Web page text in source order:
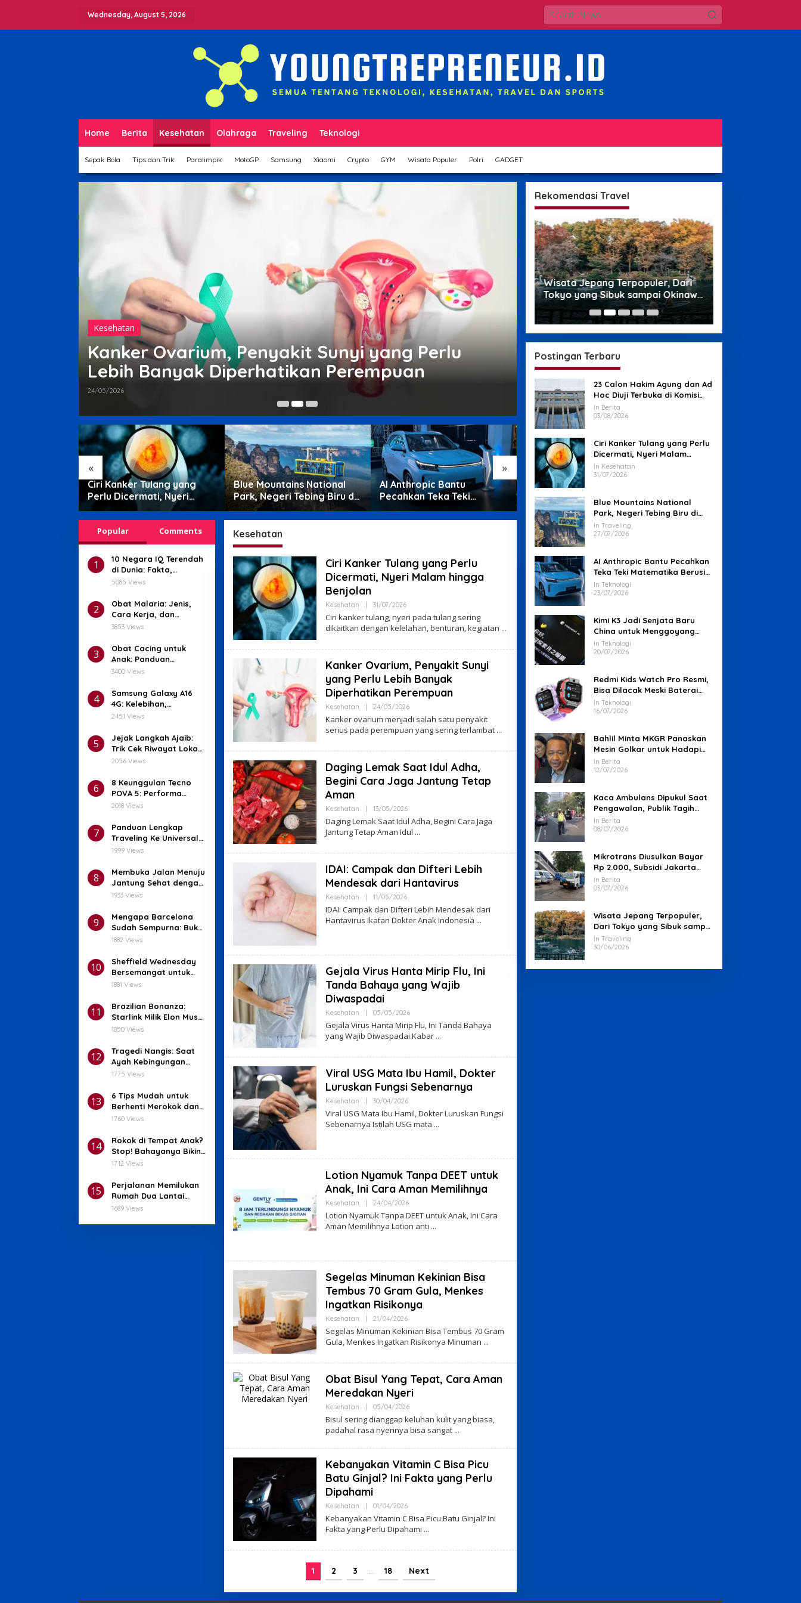
Wednesday, August 5, 2026
Home Berita Kesehatan Olahraga Traveling Teknologi
Sepak Bola Tips dan Trik Paralimpik MotoGP Samsung Xiaomi Crypto GYM Wisata Populer Polri GADGET
Kesehatan
Kanker Ovarium, Penyakit Sunyi yang Perlu
Lebih Banyak Diperhatikan Perempuan
24/05/2026
Kesehatan
Daging Lemak Saat Idul Adha,
Jantung Tetap Aman
13/05/2026
« »
Ciri Kanker Tulang yang
Perlu Dicermati, Nyeri
Malam hingga Benjolan
Blue Mountains National
Park, Negeri Tebing Biru di
Barat Sydney
AI Anthropic Bantu
Pecahkan Teka Teki
Tahun
Kimi K3 Jadi Senjata Baru
China untuk Menggoyang
Keunggulan AI Amerika
Komisi Yudisial
Popular Comments
1
10 Negara IQ Terendah
di Dunia: Fakta,
Penyebab, dan
Depan
5085 Views
2
Obat Malaria: Jenis,
Cara Kerja, dan
Efektivitasnya
3853 Views
3
Obat Cacing untuk
Anak: Panduan
Lengkap yang Aman
3400 Views
4
Samsung Galaxy A16
4G: Kelebihan,
Kekurangan, dan
2451 Views
5
Jejak Langkah Ajaib:
Trik Cek Riwayat Lokasi
di iPhone!
2056 Views
6
8 Keunggulan Tecno
POVA 5: Performa
Unggul dan Baterai
2018 Views
7
Panduan Lengkap
Traveling Ke Universal
Studios Japan (Osaka):
Penting!
1999 Views
8
Membuka Jalan Menuju
Jantung Sehat dengan
Bedah Minimal Invasif!
1933 Views
9
Mengapa Barcelona
Sudah Sempurna: Bukti
Nyata!
1882 Views
10
Sheffield Wednesday
Bersemangat untuk
Mendatangkan Thom
1881 Views
11
Brazilian Bonanza:
Starlink Milik Elon Musk
Ancam Sanksi Setelah
1850 Views
12
Tragedi Nangis: Saat
Ayah Kebingungan
dengan Anak yang
1775 Views
13
6 Tips Mudah untuk
Berhenti Merokok dan
Mulai Hidup Sehat!
1760 Views
14
Rokok di Tempat Anak?
Stop! Bahayanya Bikin
Hati Menyesal!
1712 Views
15
Perjalanan Memilukan
Rumah Dua Lantai
yang Terbakar Hangus
1689 Views
Kesehatan
Ciri Kanker Tulang yang Perlu
Dicermati, Nyeri Malam hingga
Benjolan
Kesehatan 31/07/2026By
Ciri kanker tulang, nyeri pada tulang sering
dikaitkan dengan kelelahan, benturan, kegiatan
Kanker Ovarium, Penyakit Sunyi
yang Perlu Lebih Banyak
Diperhatikan Perempuan
Kesehatan 24/05/2026By
Kanker ovarium menjadi salah satu penyakit
serius pada perempuan yang sering terlambat
Daging Lemak Saat Idul Adha,
Begini Cara Jaga Jantung Tetap
Aman
Kesehatan 13/05/2026By
Daging Lemak Saat Idul Adha, Begini Cara Jaga
Jantung Tetap Aman Idul
IDAI: Campak dan Difteri Lebih
Mendesak dari Hantavirus
Kesehatan 11/05/2026By
IDAI: Campak dan Difteri Lebih Mendesak dari
Hantavirus Ikatan Dokter Anak Indonesia
Gejala Virus Hanta Mirip Flu, Ini
Tanda Bahaya yang Wajib
Diwaspadai
Kesehatan 05/05/2026By
Gejala Virus Hanta Mirip Flu, Ini Tanda Bahaya
yang Wajib Diwaspadai Kabar
Viral USG Mata Ibu Hamil, Dokter
Luruskan Fungsi Sebenarnya
Kesehatan 30/04/2026By
Viral USG Mata Ibu Hamil, Dokter Luruskan Fungsi
Sebenarnya Istilah USG mata
Lotion Nyamuk Tanpa DEET untuk
Anak, Ini Cara Aman Memilihnya
Kesehatan 24/04/2026By
Lotion Nyamuk Tanpa DEET untuk Anak, Ini Cara
Aman Memilihnya Lotion anti
Segelas Minuman Kekinian Bisa
Tembus 70 Gram Gula, Menkes
Ingatkan Risikonya
Kesehatan 21/04/2026By
Segelas Minuman Kekinian Bisa Tembus 70 Gram
Gula, Menkes Ingatkan Risikonya Minuman
Obat Bisul Yang Tepat, Cara Aman
Meredakan Nyeri
Kesehatan 05/04/2026By
Bisul sering dianggap keluhan kulit yang biasa,
padahal rasa nyerinya bisa sangat
Kebanyakan Vitamin C Bisa Picu
Batu Ginjal? Ini Fakta yang Perlu
Dipahami
Kesehatan 01/04/2026By
Kebanyakan Vitamin C Bisa Picu Batu Ginjal? Ini
Fakta yang Perlu Dipahami
1 2 3 … 18 Next
Rekomendasi Travel
Blue Mountains National Park,
Negeri Tebing Biru di Barat
Sydney
Wisata Jepang Terpopuler, Dari
Tokyo yang Sibuk sampai Okinawa
yang Santai
Postingan Terbaru
23 Calon Hakim Agung dan Ad
Hoc Diuji Terbuka di Komisi
Yudisial
In Berita
03/08/2026
Ciri Kanker Tulang yang Perlu
Dicermati, Nyeri Malam
hingga Benjolan
In Kesehatan
31/07/2026
Blue Mountains National
Park, Negeri Tebing Biru di
Barat Sydney
In Traveling
27/07/2026
AI Anthropic Bantu Pecahkan
Teka Teki Matematika Berusia
87 Tahun
In Teknologi
23/07/2026
Kimi K3 Jadi Senjata Baru
China untuk Menggoyang
Keunggulan AI Amerika
In Teknologi
20/07/2026
Redmi Kids Watch Pro Resmi,
Bisa Dilacak Meski Baterai
Sudah Habis
In Teknologi
16/07/2026
Bahlil Minta MKGR Panaskan
Mesin Golkar untuk Hadapi
Pemilu 2029
In Berita
12/07/2026
Kaca Ambulans Dipukul Saat
Pengawalan, Publik Tagih
Jawaban Polisi
In Berita
08/07/2026
Mikrotrans Diusulkan Bayar
Rp 2.000, Subsidi Jakarta
Jadi Sorotan
In Berita
03/07/2026
Wisata Jepang Terpopuler,
Dari Tokyo yang Sibuk sampai
Okinawa yang Santai
In Traveling
30/06/2026